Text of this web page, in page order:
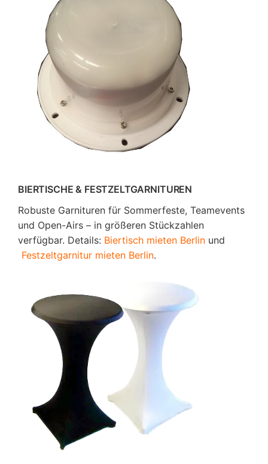
BIERTISCHE & FESTZELTGARNITUREN
Robuste Garnituren für Sommerfeste, Teamevents
und Open-Airs – in größeren Stückzahlen
verfügbar. Details: Biertisch mieten Berlin und
Festzeltgarnitur mieten Berlin.